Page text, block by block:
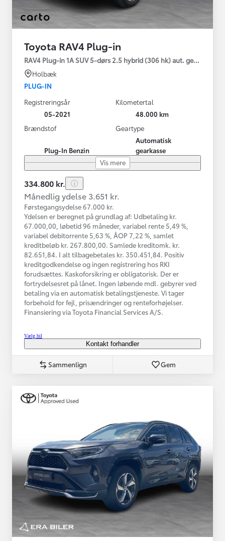
Toyota RAV4 Plug-in
RAV4 Plug-in 1A SUV 5-dørs 2.5 hybrid (306 hk) aut. gear AWD-i
Holbæk
PLUG-IN
Registreringsår
05-2021
Kilometertal
48.000 km
Brændstof
Plug-In Benzin
Geartype
Automatisk
gearkasse
Vis mere
334.800 kr.
Månedlig ydelse 3.651 kr.
Førstegangsydelse 67.000 kr.
Ydelsen er beregnet på grundlag af: Udbetaling kr.
67.000,00, løbetid 96 måneder, variabel rente 5,49 %,
variabel debitorrente 5,63 %, ÅOP 7,22 %, samlet
kreditbeløb kr. 267.800,00. Samlede kreditomk. kr.
82.651,84. I alt tilbagebetales kr. 350.451,84. Positiv
kreditgodkendelse og ingen registrering hos RKI
forudsættes. Kaskoforsikring er obligatorisk. Der er
fortrydelsesret på lånet. Ingen løbende mdl. gebyrer ved
betaling via en automatisk betalingstjeneste. Vi tager
forbehold for fejl, prisændringer og renteforhøjelser.
Finansiering via Toyota Financial Services A/S.
Vælg bil
Kontakt forhandler
Sammenlign Gem